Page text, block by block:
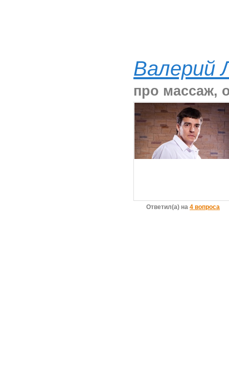
Валерий
про массаж,
Ответил(а) на 4 вопроса